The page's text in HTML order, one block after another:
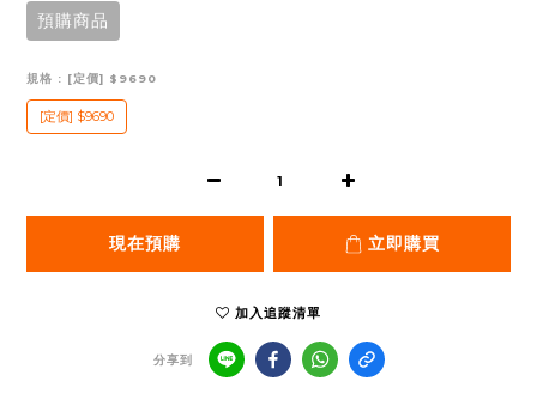
預購商品
規格 : [定價] $9690
[定價] $9690
現在預購 立即購買
加入追蹤清單
分享到